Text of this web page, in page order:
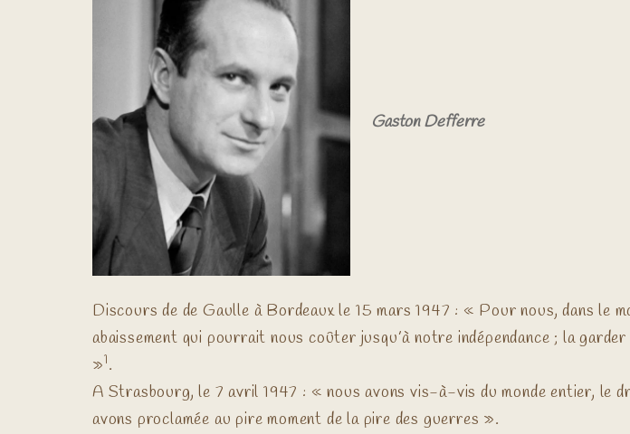
Gaston Defferre
Discours de de Gaulle à Bordeaux le 15 mars 1947 : « Pour nous, dans le
abaissement qui pourrait nous coûter jusqu’à notre indépendance ; la
»1.
A Strasbourg, le 7 avril 1947 : « nous avons vis-à-vis du monde entier, le
avons proclamée au pire moment de la pire des guerres ».